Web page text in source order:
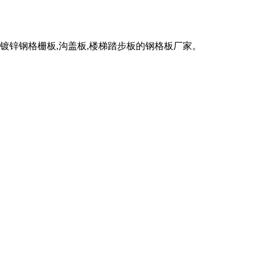
锌钢格栅板,沟盖板,楼梯踏步板的钢格板厂家。